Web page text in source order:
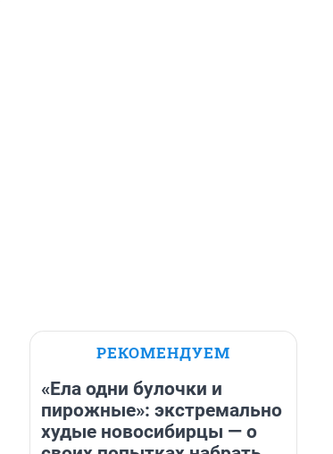
РЕКОМЕНДУЕМ
«Ела одни булочки и
пирожные»: экстремально
худые новосибирцы — о